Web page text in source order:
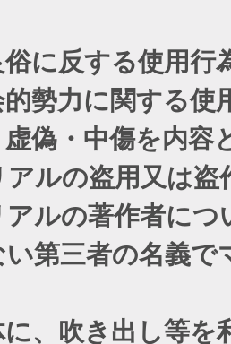
に反する使用行
勢力に関する使
偽・中傷を内容
ルの盗用又は盗
ルの著作者に
第三者の名義
吹き出し等を